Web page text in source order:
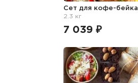
Сет для кофе-бейка
2.3 кг
7 039 ₽